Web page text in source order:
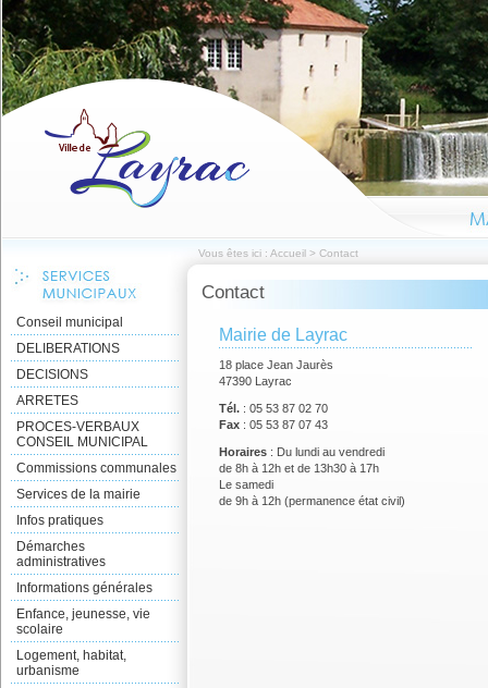
Vous êtes ici : Accueil > Contact
Conseil municipal
DELIBERATIONS
DECISIONS
ARRETES
PROCES-VERBAUX
CONSEIL MUNICIPAL
Commissions communales
Services de la mairie
Infos pratiques
Démarches
administratives
Informations générales
Enfance, jeunesse, vie
scolaire
Logement, habitat,
urbanisme
Contact
Mairie de Layrac
18 place Jean Jaurès
47390 Layrac
Tél.: 05 53 87 02 70
Fax: 05 53 87 07 43
Horaires: Du lundi au vendredi
de 8h à 12h et de 13h30 à 17h
Le samedi
de 9h à 12h (permanence état civil)